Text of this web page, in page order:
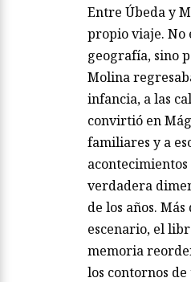
Entre Úbeda y
propio viaje.
geografía, sino
Molina
infancia, a las
convirtió en
familiares y a
verdadera
de los años.
escenario, el
memoria
los contornos